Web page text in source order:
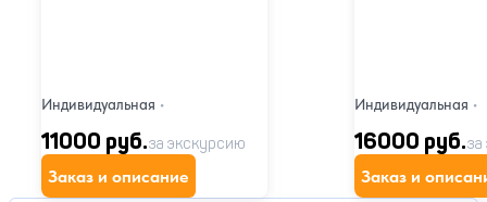
Индивидуальная •
11000 руб.за экскурсию
Заказ и описание
Индивидуальная •
16000 руб.
Заказ и